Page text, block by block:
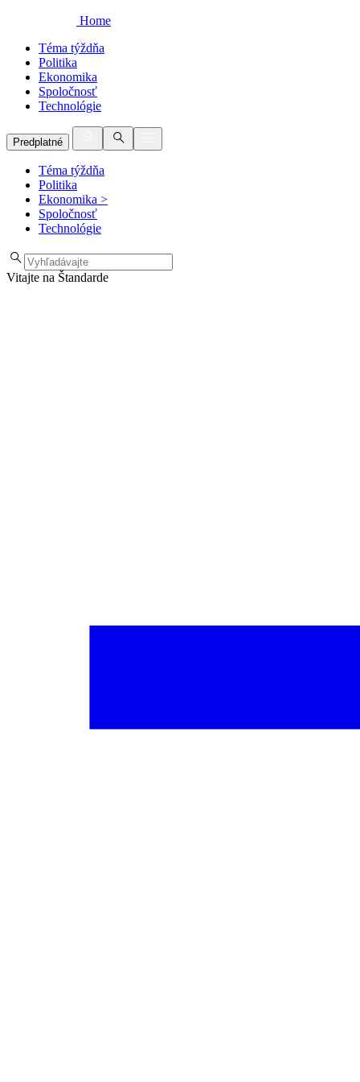
Home
Téma týždňa
Politika
Ekonomika
Spoločnosť
Technológie
Predplatné
Téma týždňa
Politika
Ekonomika >
Spoločnosť
Technológie
Vitajte na Štandarde